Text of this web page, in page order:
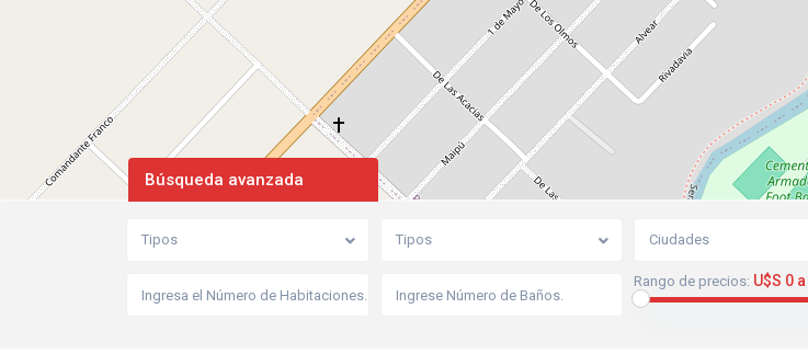
Búsqueda avanzada
Tipos Tipos Ciudades
Rango de precios: U$S 0